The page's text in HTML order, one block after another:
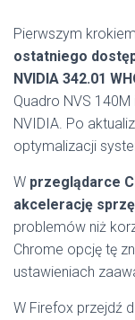
Pierwszym
ostatniego
NVIDIA 342.01
Quadro NVS
NVIDIA. Po
optymalizacji
W przeglądarce
akcelerację
problemów niż
Chrome opcję tę
ustawieniach
W Firefox przejdź